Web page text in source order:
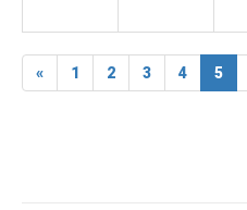
« 1 2 3 4 5